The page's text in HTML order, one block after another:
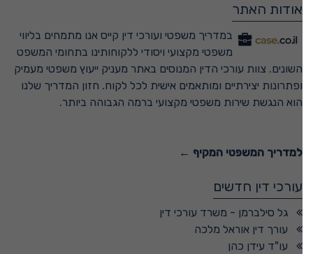
אודות האתר
במדריך משפטי ועורכי דין קייס אנו מתמחים בליווי
משפטי מקצועי ויסודי ללקוחותינו בתחומי המשפט
השונים. צוות עורכי הדין המנוסים באתר מעניק ייעוץ משפטי מעמיק
ופתרונות יצירתיים ומותאמים אישית לכל לקוח. חזון המדריך שלנו
הוא הנגשת שירות משפטי מקצועי ברמה הגבוהה ביותר.
למדריך המשפטי המקיף ←
עורכי דין חדשים
גל סילברמן - משרד עורכי דין
עורך דין אוראל מלכה
עו"ד עידן כהן